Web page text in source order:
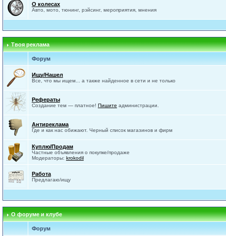
О колесах
Авто, мото, тюнинг, рэйсинг, мероприятия, мнения
Твоя реклама
Форум
Ищу/Нашел
Все, что мы ищем... а также найденное в сети и не только
Рефераты
Создание тем — платное! Пишите администрации.
Антиреклама
Где и как нас обижают. Черный список магазинов и фирм
Куплю/Продам
Частные объявления о покупке/продаже
Модераторы: krokodil
Работа
Предлагаю/ищу
О форуме и клубе
Форум